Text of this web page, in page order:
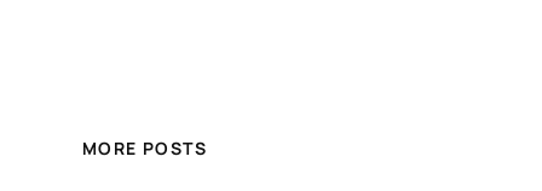
MORE POSTS